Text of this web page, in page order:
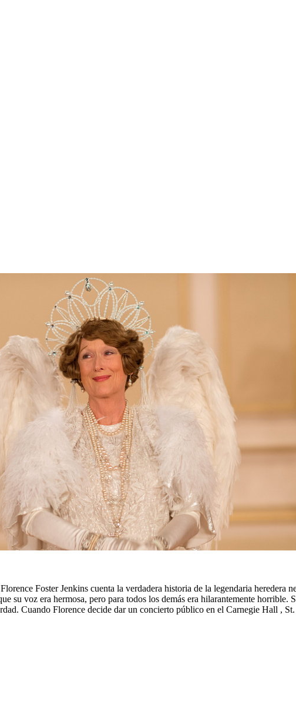
Foster Jenkins cuenta la verdadera historia de la legendaria heredera
su voz era hermosa, pero para todos los demás era hilarantemente
Cuando Florence decide dar un concierto público en el Carnegie Hall ,